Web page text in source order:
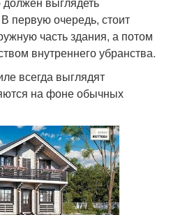
первую очередь, стоит
часть здания, а потом
внутреннего убранства.
всегда выглядят
на фоне обычных